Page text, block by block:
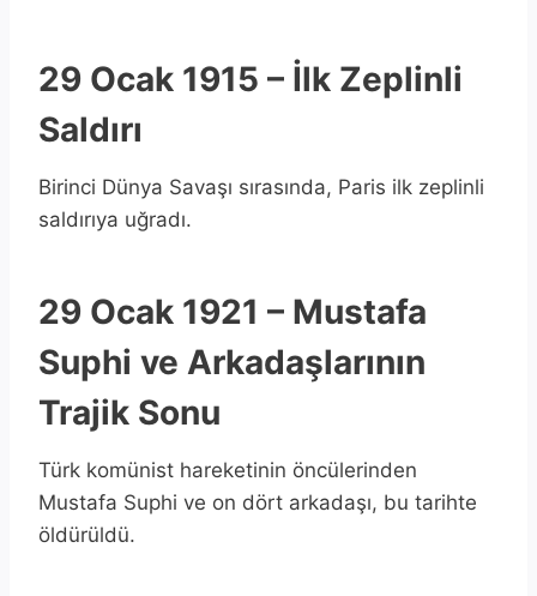
29 Ocak 1915 – İlk Zeplinli
Saldırı
Birinci Dünya Savaşı sırasında, Paris ilk zeplinli
saldırıya uğradı.
29 Ocak 1921 – Mustafa
Suphi ve Arkadaşlarının
Trajik Sonu
Türk komünist hareketinin öncülerinden
Mustafa Suphi ve on dört arkadaşı, bu tarihte
öldürüldü.